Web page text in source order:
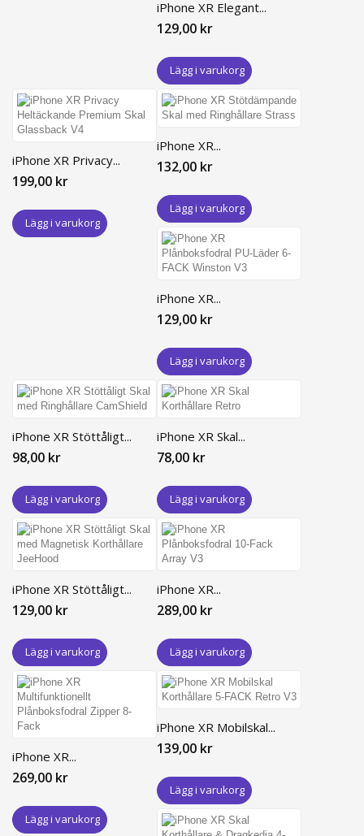
iPhone XR Elegant...
129,00 kr
Lägg i varukorg
iPhone XR Privacy...
199,00 kr
Lägg i varukorg
iPhone XR...
132,00 kr
Lägg i varukorg
iPhone XR...
129,00 kr
Lägg i varukorg
iPhone XR Stöttåligt...
98,00 kr
Lägg i varukorg
iPhone XR Skal...
78,00 kr
Lägg i varukorg
iPhone XR Stöttåligt...
129,00 kr
Lägg i varukorg
iPhone XR...
289,00 kr
Lägg i varukorg
iPhone XR...
269,00 kr
Lägg i varukorg
iPhone XR Mobilskal...
139,00 kr
Lägg i varukorg